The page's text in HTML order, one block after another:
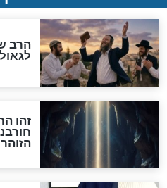
מה יהיה
"לפני
והכחשה
האמונה"